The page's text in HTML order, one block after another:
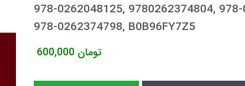
978-0262048125, 9780262374804,
978-0262374798, B0B96FY7Z5
600,000 تومان